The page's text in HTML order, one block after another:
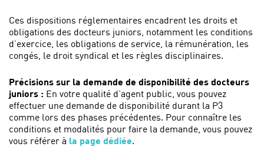
Ces dispositions réglementaires encadrent les droits et
obligations des docteurs juniors, notamment les conditions
d’exercice, les obligations de service, la rémunération, les
congés, le droit syndical et les règles disciplinaires.
Précisions sur la demande de disponibilité des docteurs
juniors : En votre qualité d’agent public, vous pouvez
effectuer une demande de disponibilité durant la P3
comme lors des phases précédentes. Pour connaître les
conditions et modalités pour faire la demande, vous pouvez
vous référer à la page dédiée.